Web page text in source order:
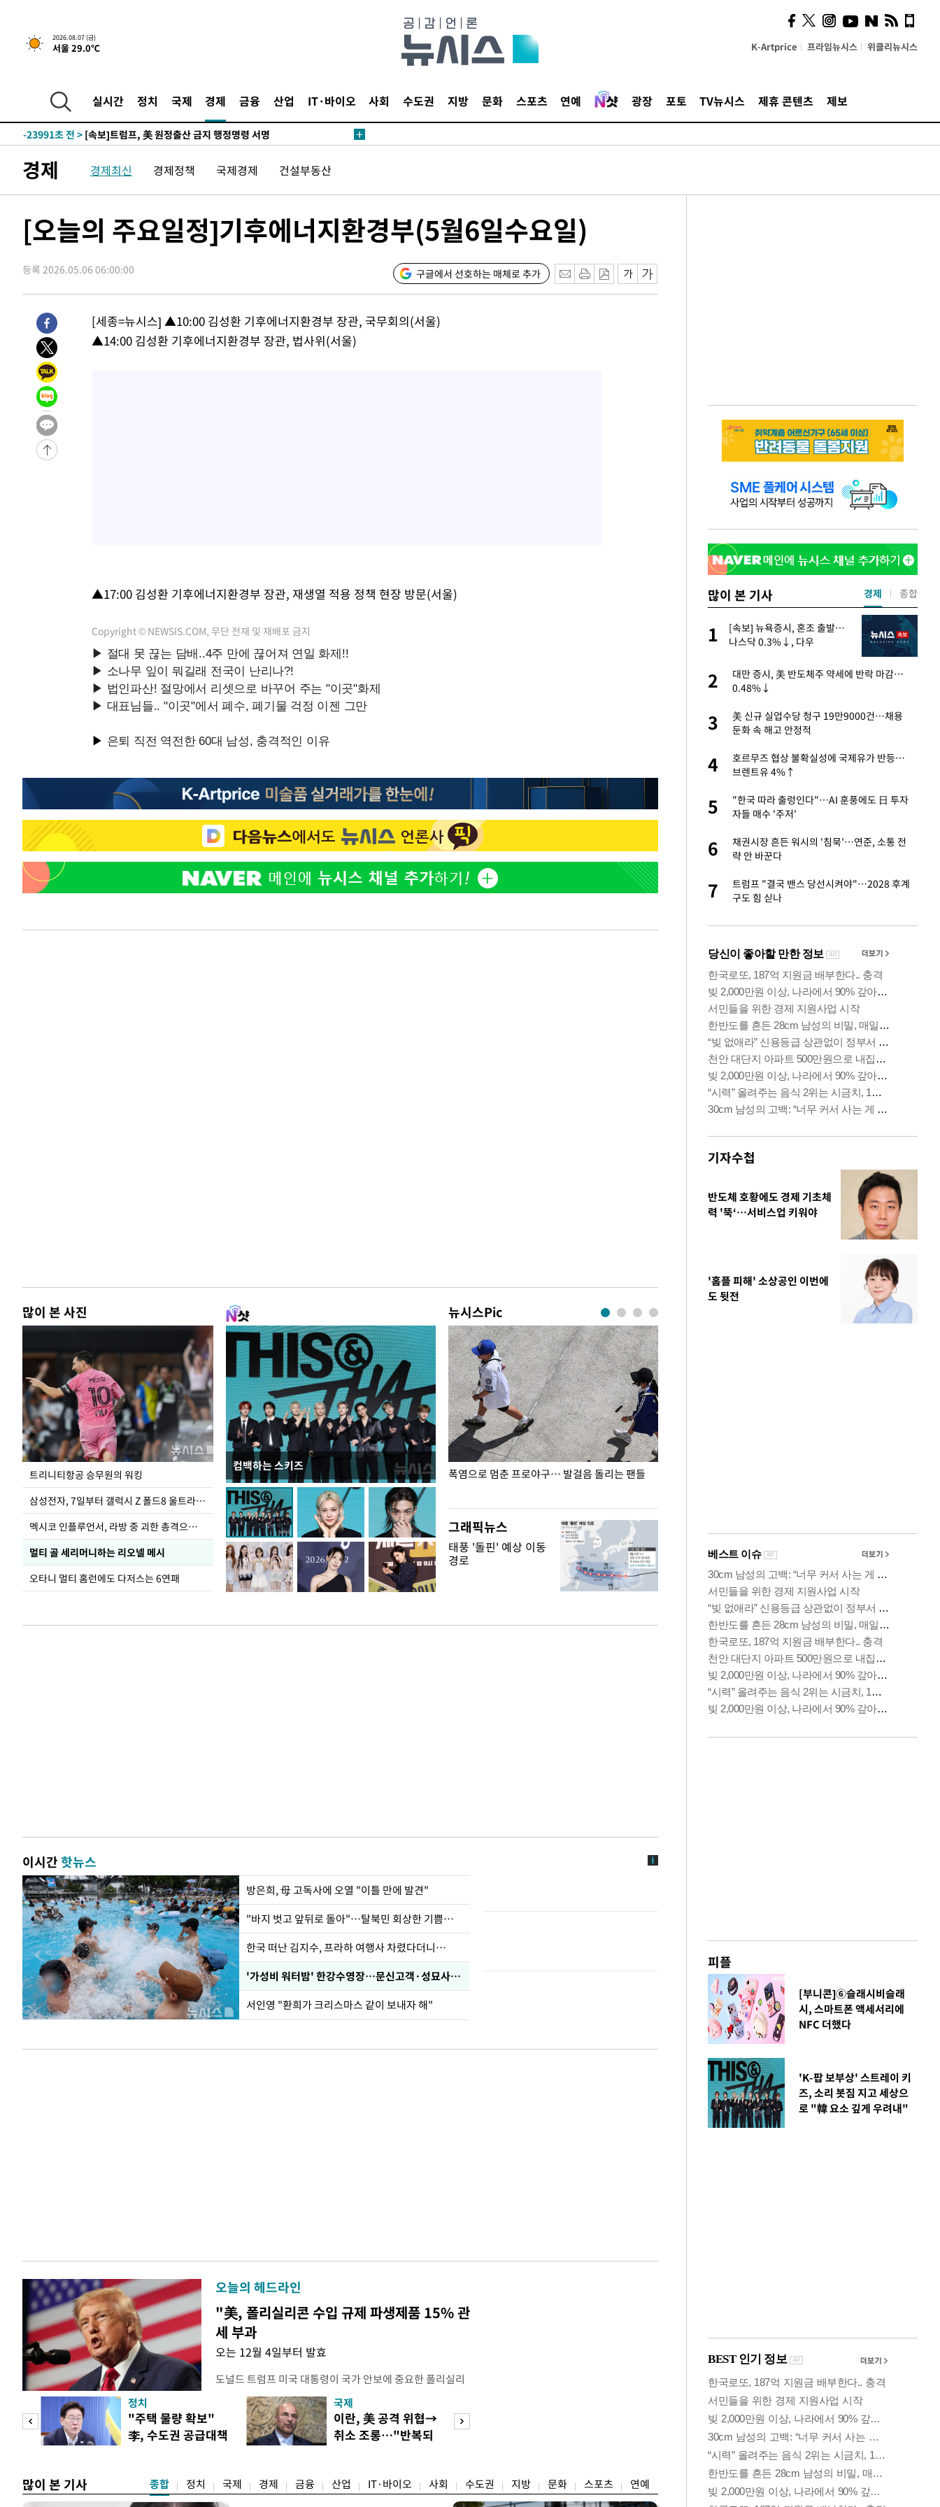
2026.08.07 (금)
서울 29.0℃ K-Artprice 프라임뉴시스 위클리뉴시스
실시간 정치 국제 경제 금융 산업 IT·바이오 사회 수도권 지방 문화 스포츠 연예 광장 포토 TV뉴시스 제휴 콘텐츠 제보
-21691초 전 >[속보] 뉴욕증시, 일제 하락 마감…나스닥 0.06%↓
-27125초 전 >
이란, 호르무즈서 "적국 목표물들"과 대치로 남부 케슘섬에서 두차
례 큰 폭발음
-25840초 전 >
발효
-23991초 전 > [속보]트럼프, 美 원정출산 금지 행정명령 서명
-32161초 전 >
입추에도 극한더위…서울 낮 39도 '폭염중대경보'
-27125초 전 >이란, 호르무즈서 "적국 목표물들"과 대치로 남부 케슘섬에서 두차
발효
-23991초 전 >[속보]트럼프, 美 원정출산 금지 행정명령 서명
경제 경제최신 경제정책 국제경제 건설부동산
[오늘의 주요일정]기후에너지환경부(5월6일수요일)
등록 2026.05.06 06:00:00 구글에서 선호하는 매체로 추가
[세종=뉴시스] ▲10:00 김성환 기후에너지환경부 장관, 국무회의(서울)
▲14:00 김성환 기후에너지환경부 장관, 법사위(서울)
▲17:00 김성환 기후에너지환경부 장관, 재생열 적용 정책 현장 방문(서울)
Copyright © NEWSIS.COM, 무단 전재 및 재배포 금지
많이 본 사진
트리니티항공 승무원의 워킹
삼성전자, 7일부터 갤럭시 Z 폴드8 울트라·폴드8·플립8 출시
멕시코 인플루언서, 라방 중 괴한 총격으로 사망
멀티 골 세리머니하는 리오넬 메시
오타니 멀티 홈런에도 다저스는 6연패
컴백하는 스키즈
뉴시스Pic
입추 하루 앞둔 전남광주… 열화상 카메라에 담긴
폭염
폭염으로 멈춘 프로야구… 발걸음 돌리는 팬들
그래픽뉴스
태풍 '돌핀' 예상 이동
경로
이시간핫뉴스
방은희, 母 고독사에 오열 "이틀 만에 발견"
"바지 벗고 앞뒤로 돌아"…탈북민 회상한 기쁨조 검사
한국 떠난 김지수, 프라하 여행사 차렸다더니…
'가성비 워터밤' 한강수영장…문신고객·성묘사음원 민원
서인영 "환희가 크리스마스 같이 보내자 해"
오늘의 헤드라인
"美, 폴리실리콘 수입 규제 파생제품 15% 관
세 부과
오는 12월 4일부터 발효
도널드 트럼프 미국 대통령이 국가 안보에 중요한 폴리실리
콘 산업과 공급망을 보호하기 위한 조치를 단행했다. 트럼프
대통령은 6일(현지 시간) 폴리실리콘 및 폴리실리콘 파생상
품 수입에 최저 수입가격제를 적용하고, 일부 파생제품에는
15%의 종가 관세를 부과하는 내용의 선언문에 서명했다고
러
정치
"주택 물량 확보"
李, 수도권 공급대책
국제
이란, 美 공격 위협→
취소 조롱…"반복되
금융
만스피 꿈 이어질
까…韓증권사·글로
벌IB 엇갈린 전망
많이 본 기사 종합 정치 국제 경제 금융 산업 IT·바이오 사회 수도권 지방 문화 스포츠 연예
많이 본 기사
5
서아, 기쁨조 검사 수치심 회상
6
0.3%↓, 다우 0.14%↑
7
'학폭 논란' 지수, 필리핀서 몰라보게 달라진
근황
1
[속보] 뉴욕증시, 혼조 출발…
나스닥 0.3%↓, 다우
2
대만 증시, 美 반도체주 약세에 반락 마감…
0.48%↓
3
美 신규 실업수당 청구 19만9000건…채용
둔화 속 해고 안정적
4
호르무즈 협상 불확실성에 국제유가 반등…
브렌트유 4%↑
5
"한국 따라 출렁인다"…AI 훈풍에도 日 투자
자들 매수 '주저'
6
채권시장 흔든 워시의 '침묵'…연준, 소통 전
략 안 바꾼다
7
트럼프 "결국 밴스 당선시켜야"…2028 후계
구도 힘 싣나
경제 종합
기자수첩
반도체 호황에도 경제 기초체
력 '뚝‘…서비스업 키워야
'홈플 피해' 소상공인 이번에
도 뒷전
피플
[부니콘]⑥슬래시비슬래
시, 스마트폰 액세서리에
NFC 더했다
'K-팝 보부상' 스트레이 키
즈, 소리 봇짐 지고 세상으
로 "韓 요소 깊게 우려내"